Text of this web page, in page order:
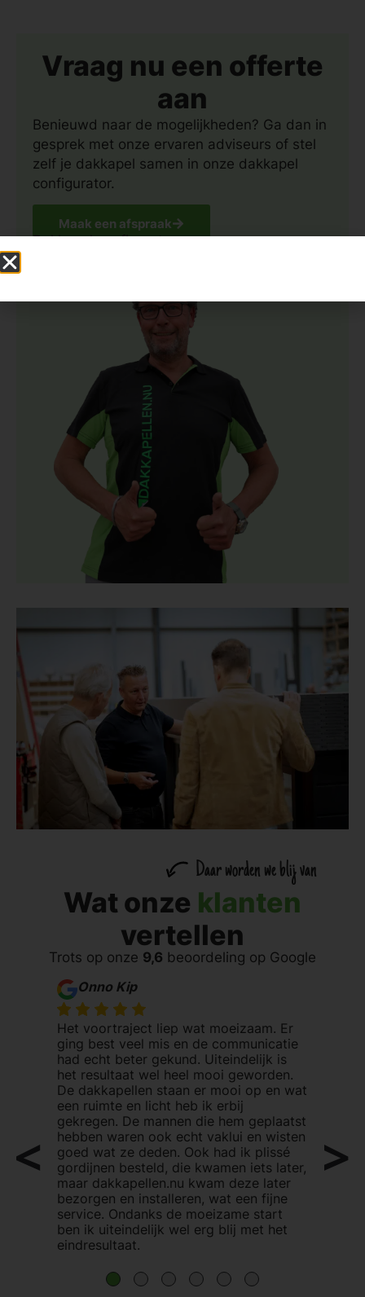
Vraag nu een offerte
aan
Benieuwd naar de mogelijkheden? Ga dan in
gesprek met onze ervaren adviseurs of stel
zelf je dakkapel samen in onze dakkapel
configurator.
Maak een afspraak
Dakkapel configurator >
Wat onze klanten
vertellen
Trots op onze 9,6 beoordeling op Google
Onno Kip
Het voortraject liep wat moeizaam. Er
ging best veel mis en de communicatie
had echt beter gekund. Uiteindelijk is
het resultaat wel heel mooi geworden.
De dakkapellen staan er mooi op en wat
een ruimte en licht heb ik erbij
gekregen. De mannen die hem geplaatst
hebben waren ook echt vaklui en wisten
goed wat ze deden. Ook had ik plissé
gordijnen besteld, die kwamen iets later,
maar dakkapellen.nu kwam deze later
bezorgen en installeren, wat een fijne
service. Ondanks de moeizame start
ben ik uiteindelijk wel erg blij met het
eindresultaat.
Daar worden we blij van